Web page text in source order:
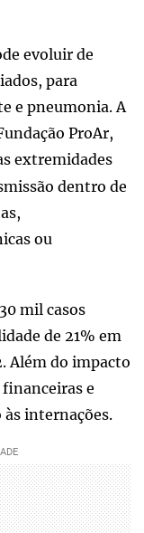
evoluir de
para
e pneumonia. A
ProAr,
extremidades
dentro de
ou
mil casos
de 21% em
Além do impacto
e
internações.